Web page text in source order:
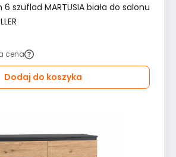
szuflad MARTUSIA biała do salonu
cena
Dodaj do koszyka